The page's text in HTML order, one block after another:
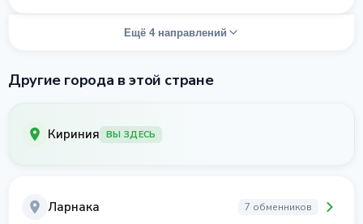
Ещё 4 направлений
Другие города в этой стране
Кириния ВЫ ЗДЕСЬ
Ларнака 7 обменников